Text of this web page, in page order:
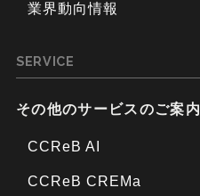
業界動向情報
SERVICE
その他のサービスのご案内
CCReB AI
CCReB CREMa